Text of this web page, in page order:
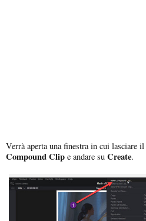
Verrà aperta una finestra in cui lasciare il
Compound Clip e andare su Create.